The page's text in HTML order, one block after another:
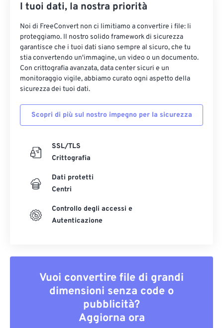
I tuoi dati, la nostra priorità
Noi di FreeConvert non ci limitiamo a convertire i file: li
proteggiamo. Il nostro solido framework di sicurezza
garantisce che i tuoi dati siano sempre al sicuro, che tu
stia convertendo un'immagine, un video o un documento.
Con crittografia avanzata, data center sicuri e un
monitoraggio vigile, abbiamo curato ogni aspetto della
sicurezza dei tuoi dati.
Scopri di più sul nostro impegno per la sicurezza
SSL/TLS
Crittografia
Dati protetti
Centri
Controllo degli accessi e
Autenticazione
Vuoi convertire file di grandi
dimensioni senza code o
pubblicità?
Aggiorna ora